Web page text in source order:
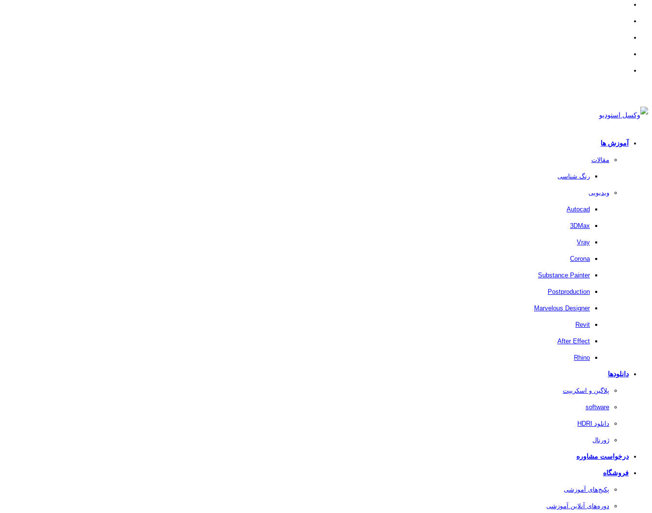
آموزش ها
مقالات
رنگ شناسی
ویدیویی
Autocad
3DMax
Vray
Corona
Substance Painter
Postproduction
Marvelous Designer
Revit
After Effect
Rhino
دانلودها
پلاگین و اسکریپت
software
دانلود HDRI
ژورنال
درخواست مشاوره
فروشگاه
پکیج‌های آموزشی
دوره‌های آنلاین آموزشی